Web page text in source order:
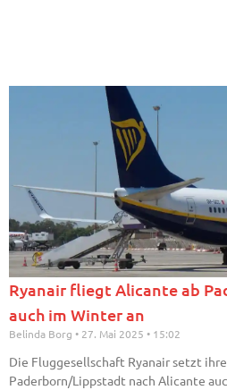
Ryanair fliegt Alicante ab
auch im Winter an
Belinda Borg 27. Mai 2025 15:02
Die Fluggesellschaft Ryanair setzt
Paderborn/Lippstadt nach Alicante